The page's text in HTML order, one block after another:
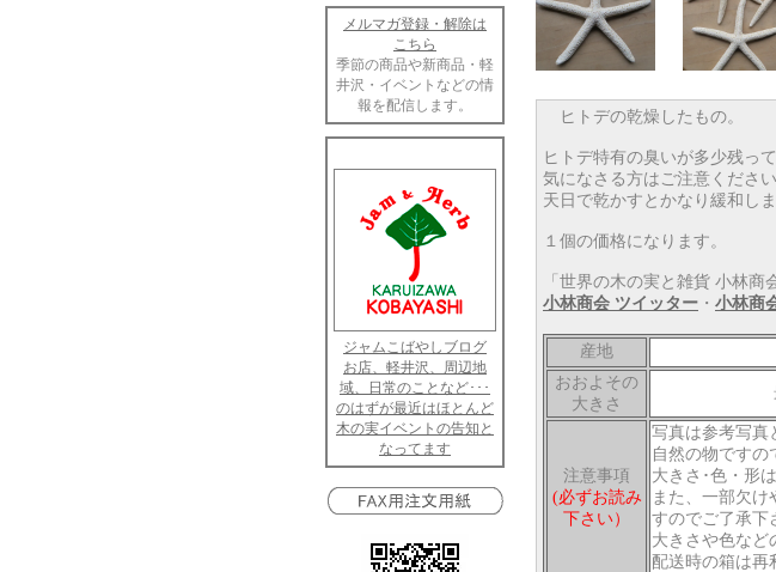
メルマガ登録・解除は
こちら
季節の商品や新商品・軽
井沢・イベントなどの情
報を配信します。
ジャムこばやしブログ
お店、軽井沢、周辺地
域、日常のことなど･･･
のはずが最近はほとんど
木の実イベントの告知と
なってます
ヒトデの乾燥したもの。
ヒトデ特有の臭いが多少残っ
気になさる方はご注意ください
天日で乾かすとかなり緩和しま
１個の価格になります。
「世界の木の実と雑貨 小林商
小林商会 ツイッター ・ 小林商
産地
おおよその
大きさ
注意事項
(必ずお読み
下さい）
写真は参考写真
自然の物ですの
大きさ･色・形
また、一部欠け
すのでご了承下
大きさや色など
配送時の箱は再